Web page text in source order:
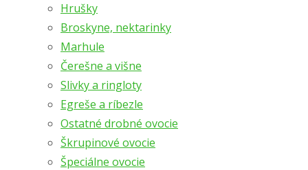
Hrušky
Broskyne, nektarinky
Marhule
Čerešne a višne
Slivky a ringloty
Egreše a ríbezle
Ostatné drobné ovocie
Škrupinové ovocie
Špeciálne ovocie